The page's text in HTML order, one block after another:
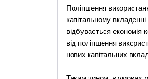
Поліпшення
капітальному
відбувається економія
від поліпшення
нових капітальних